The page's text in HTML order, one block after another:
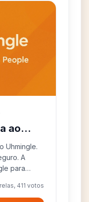
ao
Uhmingle.
A
para
411 votos